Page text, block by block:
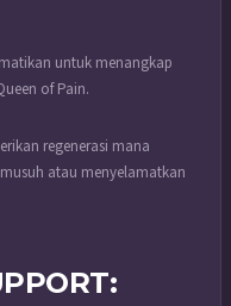
untuk menangkap
of Pain.
regenerasi mana
atau menyelamatkan